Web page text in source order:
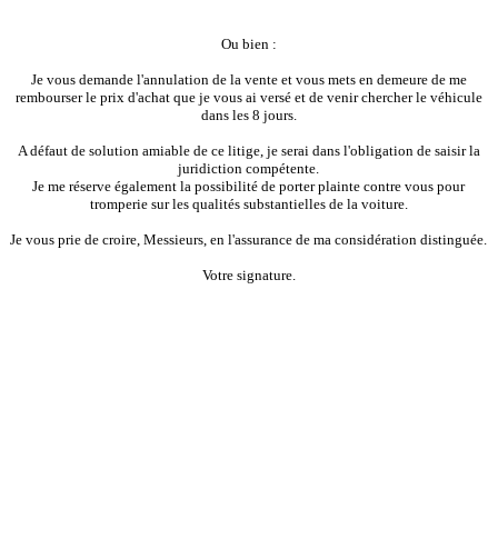
Ou bien :
Je vous demande l'annulation de la vente et vous mets en demeure de me
rembourser le prix d'achat que je vous ai versé et de venir chercher le véhicule
dans les 8 jours.
A défaut de solution amiable de ce litige, je serai dans l'obligation de saisir la
juridiction compétente.
Je me réserve également la possibilité de porter plainte contre vous pour
tromperie sur les qualités substantielles de la voiture.
Je vous prie de croire, Messieurs, en l'assurance de ma considération distinguée.
Votre signature.